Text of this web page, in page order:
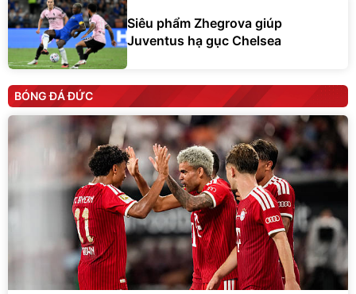
Siêu phẩm Zhegrova giúp
Juventus hạ gục Chelsea
BÓNG ĐÁ ĐỨC